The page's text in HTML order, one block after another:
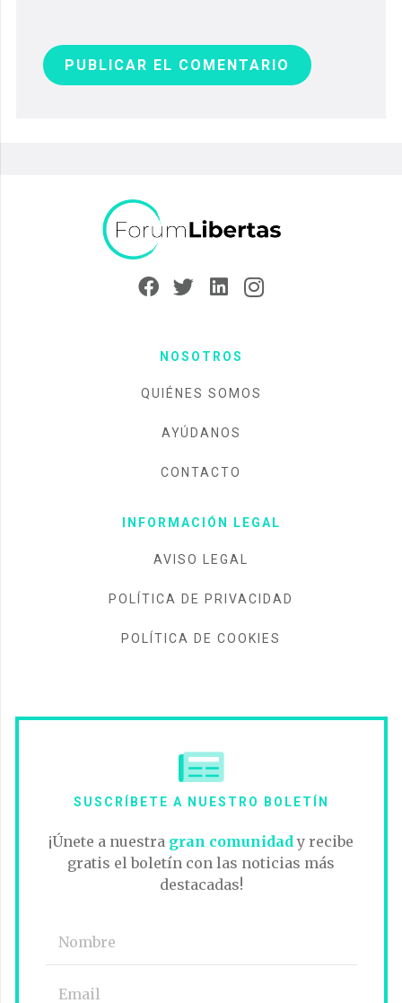
PUBLICAR EL COMENTARIO
NOSOTROS
QUIÉNES SOMOS
AYÚDANOS
CONTACTO
INFORMACIÓN LEGAL
AVISO LEGAL
POLÍTICA DE PRIVACIDAD
POLÍTICA DE COOKIES
SUSCRÍBETE A NUESTRO BOLETÍN
¡Únete a nuestra gran comunidad y recibe
gratis el boletín con las noticias más
destacadas!